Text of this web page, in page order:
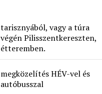
tarisznyából, vagy a túra
végén Pilisszentkereszten,
étteremben.
megközelítés HÉV-vel és
autóbusszal